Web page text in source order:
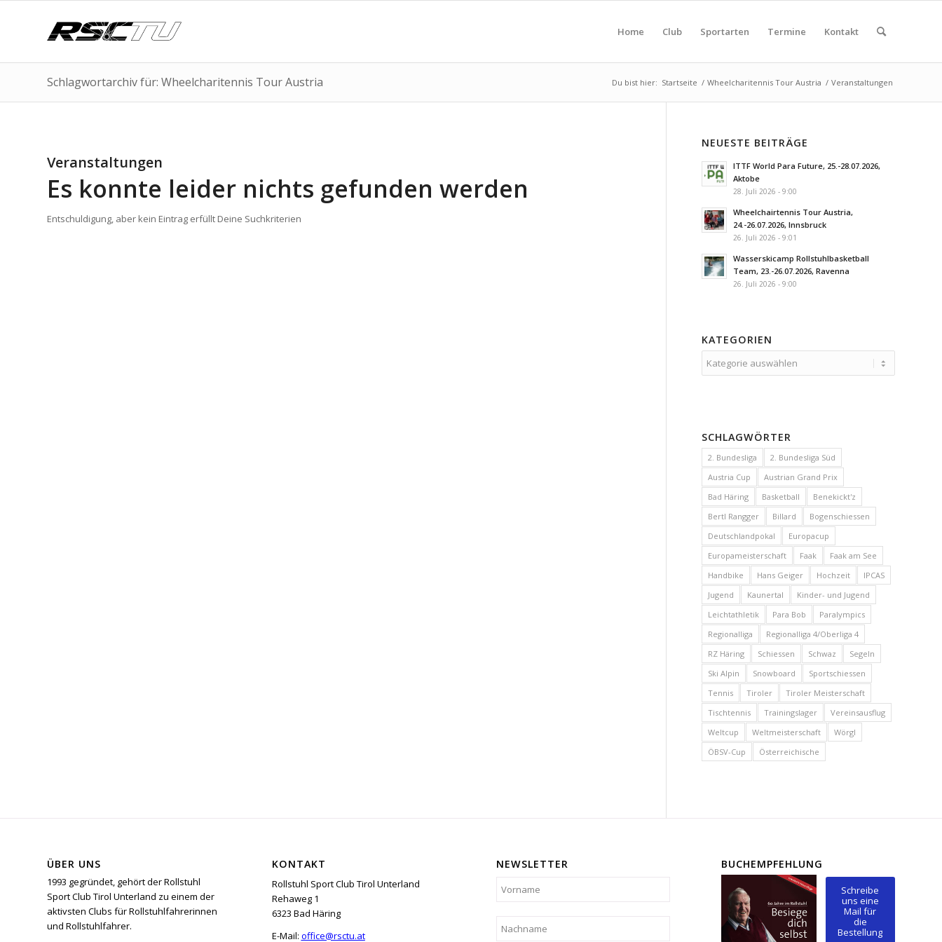
Home Club Sportarten Termine Kontakt
Schlagwortarchiv für: Wheelcharitennis Tour Austria Du bist hier: Startseite / Wheelcharitennis Tour Austria / Veranstaltungen
Veranstaltungen
Es konnte leider nichts gefunden werden
Entschuldigung, aber kein Eintrag erfüllt Deine Suchkriterien
NEUESTE BEITRÄGE
ITTF World Para Future, 25.-28.07.2026,
Aktobe
28. Juli 2026 - 9:00
Wheelchairtennis Tour Austria,
24.-26.07.2026, Innsbruck
26. Juli 2026 - 9:01
Wasserskicamp Rollstuhlbasketball
Team, 23.-26.07.2026, Ravenna
26. Juli 2026 - 9:00
KATEGORIEN
SCHLAGWÖRTER
2. Bundesliga
2. Bundesliga Süd
Austria Cup
Austrian Grand Prix
Bad Häring
Basketball
Benekickt'z
Bertl Rangger
Billard
Bogenschiessen
Deutschlandpokal
Europacup
Europameisterschaft
Faak
Faak am See
Handbike
Hans Geiger Hochzeit
IPCAS
Jugend
Kaunertal
Kinder- und Jugend
Leichtathletik
Para Bob
Paralympics
Regionalliga
Regionalliga 4/Oberliga 4
RZ Häring
Schiessen Schwaz
Segeln
Ski Alpin
Snowboard
Sportschiessen
Tennis
Tiroler
Tiroler Meisterschaft
Tischtennis
Trainingslager
Vereinsausflug
Weltcup
Weltmeisterschaft
Wörgl
ÖBSV-Cup
Österreichische
ÜBER UNS
1993 gegründet, gehört der Rollstuhl
Sport Club Tirol Unterland zu einem der
aktivsten Clubs für Rollstuhlfahrerinnen
und Rollstuhlfahrer.
KONTAKT
Rollstuhl Sport Club Tirol Unterland
Rehaweg 1
6323 Bad Häring
E-Mail: office@rsctu.at
NEWSLETTER BUCHEMPFEHLUNG
Schreibe
uns eine
Mail für
die
Bestellung